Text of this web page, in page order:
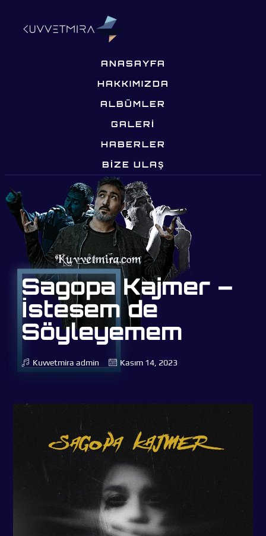
ANASAYFA
HAKKIMIZDA
ALBÜMLER
GALERİ
HABERLER
BIZE ULAŞ
Sagopa Kajmer –
İstesem de
Söyleyemem
Kuvvetmira admin Kasım 14, 2023